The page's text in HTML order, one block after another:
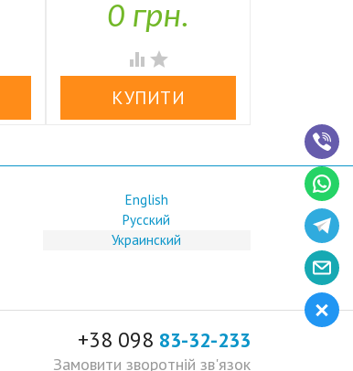
0 грн.
 
English
Русский
Украинский
+38 098 83-32-233
Замовити зворотній зв'язок